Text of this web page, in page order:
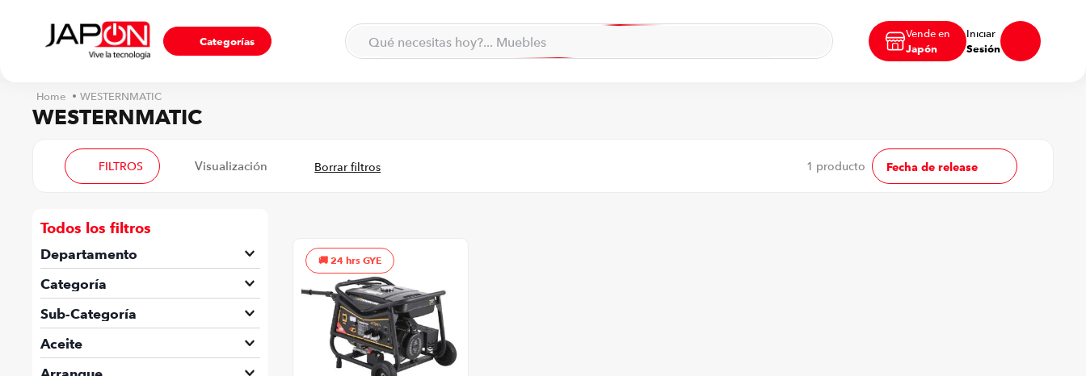
Categorías
Hola... qué necesitas hoy?
Qué necesitas hoy?... Accesorios de playa
Vende en
Japón
Iniciar
Sesión
WESTERNMATIC
WESTERNMATIC
1 producto Fecha de release
FILTROS
Todos los filtros
Departamento
Ferretería
Categoría
Máquinaria industrial
Sub-Categoría
Generadores Industriales
Aceite
SAE 10W-30
24 hrs GYE
7. celular
8. iphone
9. congelador
10. cocina